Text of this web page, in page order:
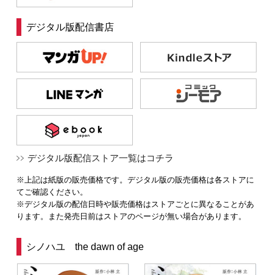
デジタル版配信書店
デジタル版配信ストア一覧はコチラ
※上記は紙版の販売価格です。デジタル版の販売価格は各ストアに
てご確認ください。
※デジタル版の配信日時や販売価格はストアごとに異なることがあ
ります。また発売日前はストアのページが無い場合があります。
シノハユ the dawn of age